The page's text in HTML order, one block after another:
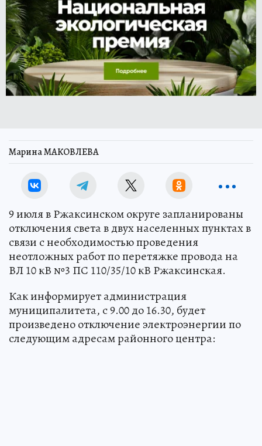
Марина МАКОВЛЕВА
9 июля в Ржаксинском округе запланированы
отключения света в двух населенных пунктах в
связи с необходимостью проведения
неотложных работ по перетяжке провода на
ВЛ 10 кВ №3 ПС 110/35/10 кВ Ржаксинская.
Как информирует администрация
муниципалитета, с 9.00 до 16.30, будет
произведено отключение электроэнергии по
следующим адресам районного центра: